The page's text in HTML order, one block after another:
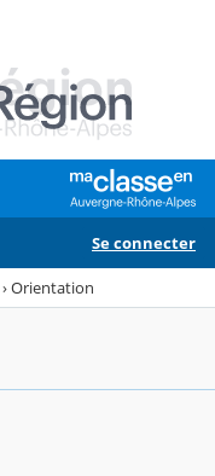
Se connecter
›Orientation